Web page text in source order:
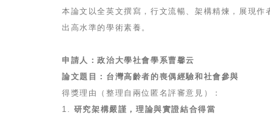
本論文以全英文撰寫，行文流暢、架構精煉，展現
出高水準的學術素養。
申請人：政治大學社會學系曹馨云
論文題目：台灣高齡者的喪偶經驗和社會參與
得獎理由（整理自兩位匿名評審意見）：
1. 研究架構嚴謹，理論與實證結合得當